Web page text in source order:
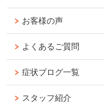
お客様の声
よくあるご質問
症状ブログ一覧
スタッフ紹介